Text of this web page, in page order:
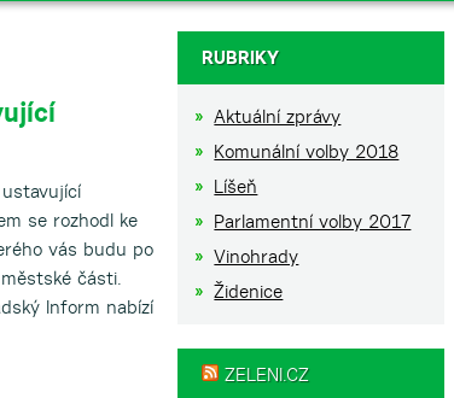
se rozhodl ke
vás budu po
části.
Inform nabízí
RUBRIKY
Aktuální zprávy
Komunální volby 2018
Líšeň
Parlamentní volby 2017
Vinohrady
Židenice
ZELENI.CZ